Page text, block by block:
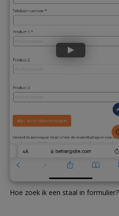
Hoe zoek ik een staal in formulier?